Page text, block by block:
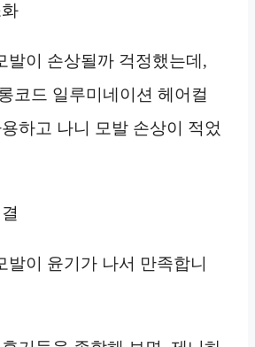
발이 손상될까 걱정했는데,
코드 일루미네이션 헤어컬
하고 나니 모발 손상이 적었
발이 윤기가 나서 만족합니